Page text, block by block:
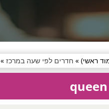
ראשי) » חדרים לפי שעה במרכז»